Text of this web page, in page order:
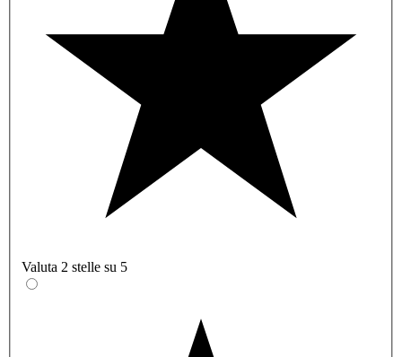
Valuta 2 stelle su 5